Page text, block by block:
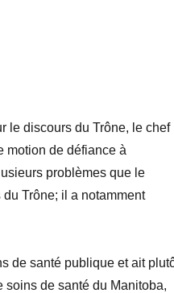
le discours du Trône, le chef
motion de défiance à
problèmes que le
Trône; il a notamment
de santé publique et ait
de santé du Manitoba,